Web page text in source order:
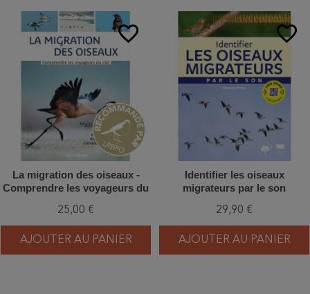
favorite_border
La migration des oiseaux -
Comprendre les voyageurs du
25,00 €
AJOUTER AU PANIER
favorite_border
Identifier les oiseaux
migrateurs par le son
29,90 €
AJOUTER AU PANIER